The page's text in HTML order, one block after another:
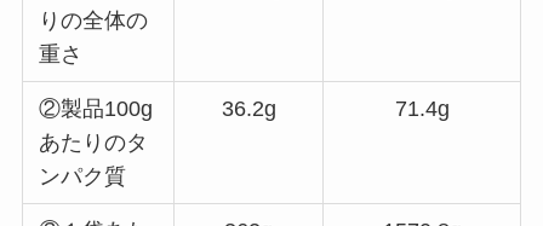
りの全体の
重さ
②製品100g
あたりのタ
ンパク質
36.2g 71.4g